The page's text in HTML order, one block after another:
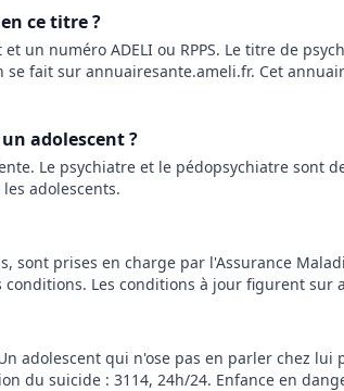
ce titre ?
un numéro ADELI ou RPPS. Le titre de
fait sur annuairesante.ameli.fr. Cet
adolescent ?
Le psychiatre et le pédopsychiatre sont
adolescents.
prises en charge par l'Assurance
Les conditions à jour figurent sur
qui n'ose pas en parler chez lui
du suicide : 3114, 24h/24. Enfance en